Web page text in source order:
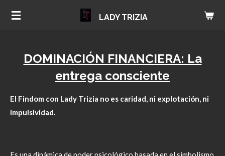
LADY TRIZIA
DOMINACIÓN FINANCIERA: La
entrega consciente
El Findom con Lady Trizia no es caridad, ni explotación, ni
impulsividad.